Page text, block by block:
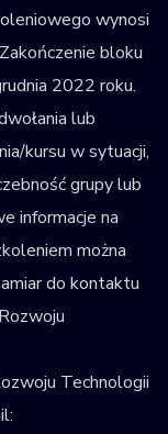
wynosi
bloku
2022 roku.
lub
kursu w sytuacji,
grupy lub
informacje na
można
do kontaktu
Technologii